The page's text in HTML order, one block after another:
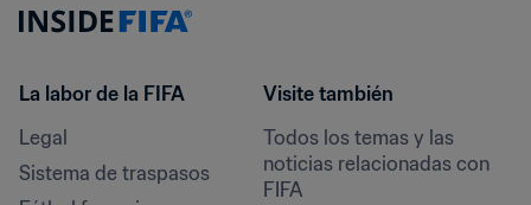
La labor de la FIFA
Legal
Sistema de traspasos
Visite también
Todos los temas y las
noticias relacionadas con
FIFA